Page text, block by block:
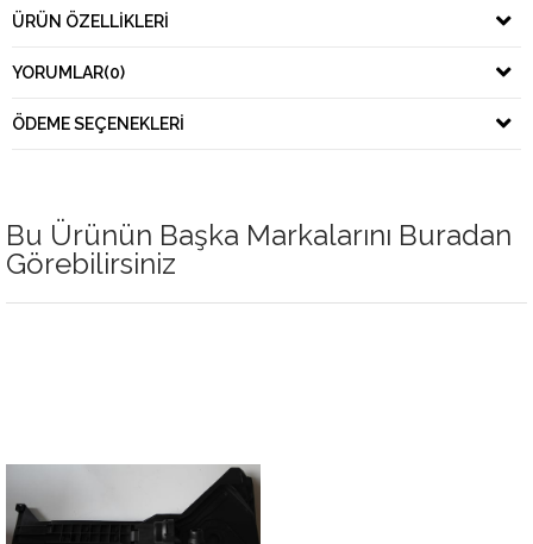
ÜRÜN ÖZELLIKLERI
YORUMLAR(0)
ÖDEME SEÇENEKLERI
Bu Ürünün Başka Markalarını Buradan
Görebilirsiniz